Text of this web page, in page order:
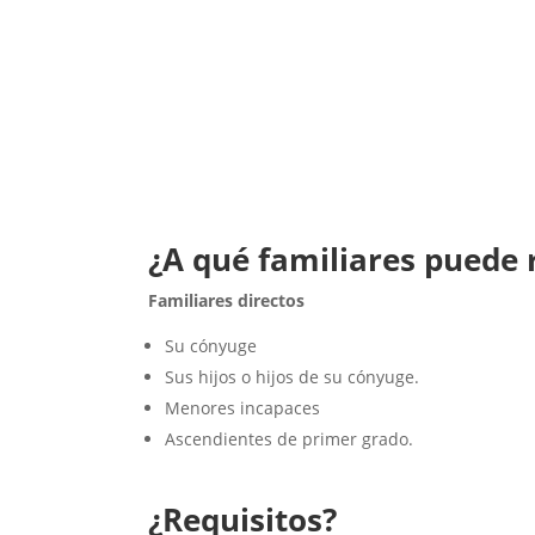
¿A qué familiares puede
Familiares directos
Su cónyuge
Sus hijos o hijos de su cónyuge.
Menores incapaces
Ascendientes de primer grado.
¿Requisitos?